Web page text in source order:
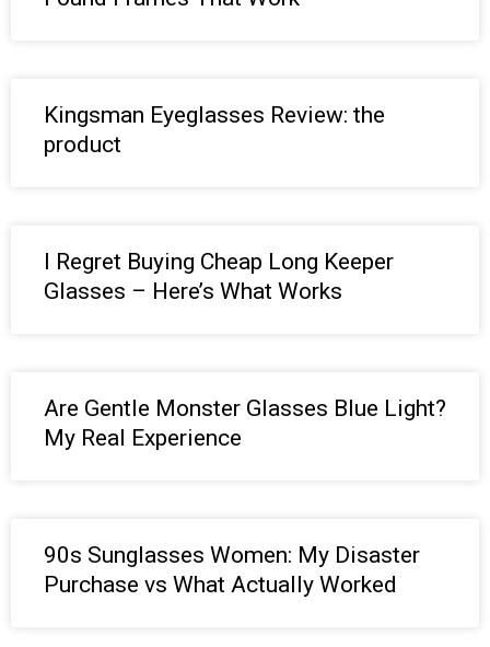
Kingsman Eyeglasses Review: the
product
I Regret Buying Cheap Long Keeper
Glasses – Here’s What Works
Are Gentle Monster Glasses Blue Light?
My Real Experience
90s Sunglasses Women: My Disaster
Purchase vs What Actually Worked